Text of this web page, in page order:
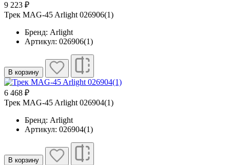
9 223 ₽
Трек MAG-45 Arlight 026906(1)
Бренд: Arlight
Артикул: 026906(1)
В корзину
6 468 ₽
Трек MAG-45 Arlight 026904(1)
Бренд: Arlight
Артикул: 026904(1)
В корзину